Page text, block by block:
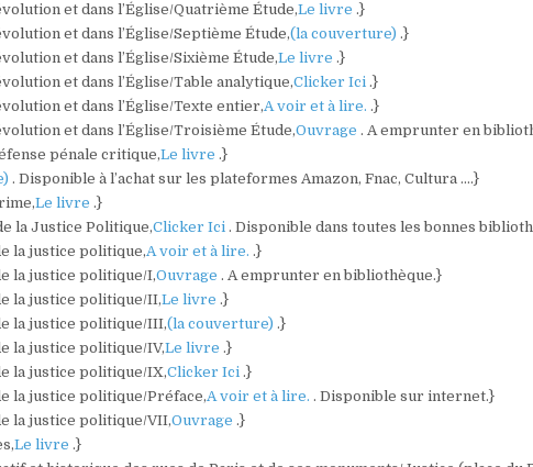
et dans l’Église/Quatrième Étude,Le livre .}
et dans l’Église/Septième Étude,(la couverture) .}
et dans l’Église/Sixième Étude,Le livre .}
et dans l’Église/Table analytique,Clicker Ici .}
et dans l’Église/Texte entier,A voir et à lire. .}
et dans l’Église/Troisième Étude,Ouvrage . A emprunter en
pénale critique,Le livre .}
. Disponible à l’achat sur les plateformes Amazon, Fnac, Cultura ….}
Le livre .}
la Justice Politique,Clicker Ici . Disponible dans toutes les bonnes
la justice politique,A voir et à lire. .}
la justice politique/I,Ouvrage . A emprunter en bibliothèque.}
la justice politique/II,Le livre .}
la justice politique/III,(la couverture) .}
la justice politique/IV,Le livre .}
la justice politique/IX,Clicker Ici .}
la justice politique/Préface,A voir et à lire. . Disponible sur internet.}
la justice politique/VII,Ouvrage .}
Le livre .}